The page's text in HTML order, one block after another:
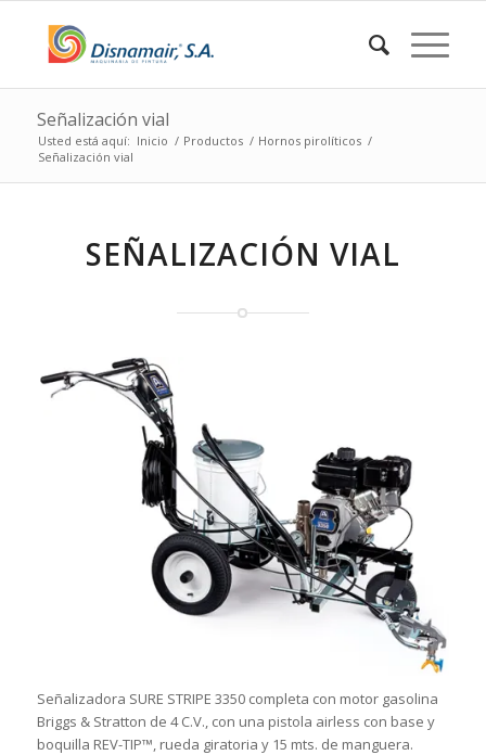
Señalización vial
Usted está aquí: Inicio / Productos / Hornos pirolíticos /
Señalización vial
SEÑALIZACIÓN VIAL
Señalizadora SURE STRIPE 3350 completa con motor gasolina
Briggs & Stratton de 4 C.V., con una pistola airless con base y
boquilla REV-TIP™, rueda giratoria y 15 mts. de manguera.